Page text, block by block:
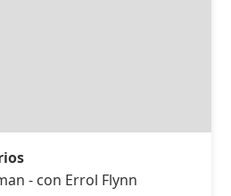
- con Errol Flynn